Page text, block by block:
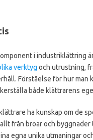
i industriklättring
verktyg och utrustning,
Förståelse för hur
både klättrarens
ha kunskap om de
från broar och
egna unika utmaningar